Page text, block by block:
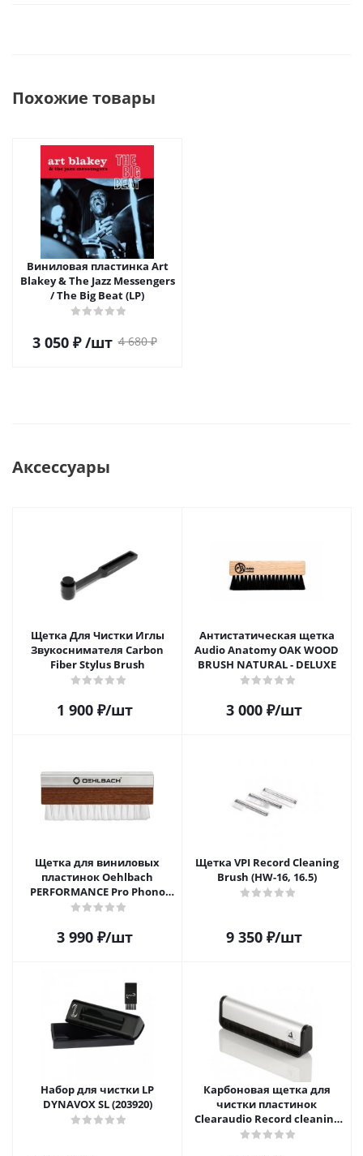
Похожие товары
Виниловая пластинка Art
Blakey & The Jazz Messengers
/ The Big Beat (LP)
3 050₽ /шт 4 680₽
Аксессуары
Щетка Для Чистки Иглы
Звукоснимателя Carbon
Fiber Stylus Brush
1 900₽/шт
Антистатическая щетка
Audio Anatomy OAK WOOD
BRUSH NATURAL - DELUXE
3 000₽/шт
Щетка для виниловых
пластинок Oehlbach
PERFORMANCE Pro Phono
Brush, Record Brush,
3 990₽/шт
Щетка VPI Record Cleaning
Brush (HW-16, 16.5)
9 350₽/шт
Набор для чистки LP
DYNAVOX SL (203920)
Карбоновая щетка для
чистки пластинок
Clearaudio Record cleaning
brush